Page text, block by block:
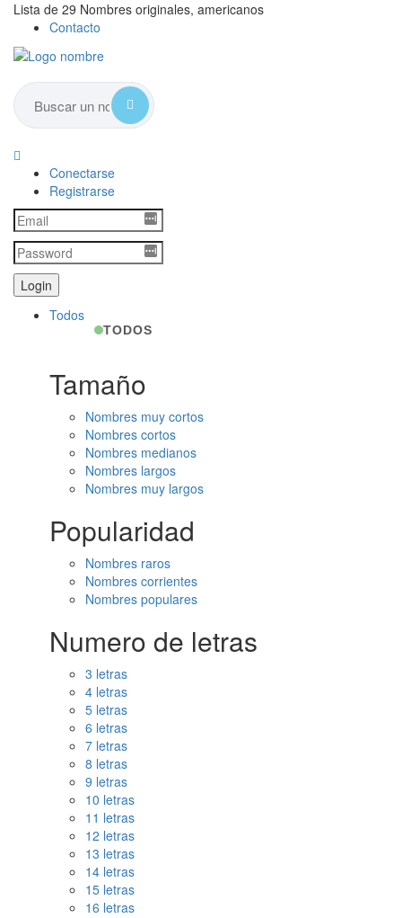
Lista de 29 Nombres originales, americanos
Contacto
Conectarse
Registrarse
Todos
TODOS
Tamaño
Nombres muy cortos
Nombres cortos
Nombres medianos
Nombres largos
Nombres muy largos
Popularidad
Nombres raros
Nombres corrientes
Nombres populares
Numero de letras
3 letras
4 letras
5 letras
6 letras
7 letras
8 letras
9 letras
10 letras
11 letras
12 letras
13 letras
14 letras
15 letras
16 letras